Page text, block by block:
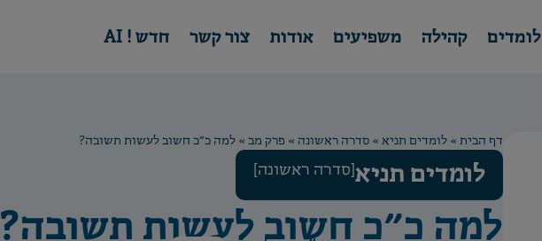
לומדים קהילה משפיעים אודות צור קשר חדש ! AI
דף הבית »לומדים תניא »סדרה ראשונה » פרק מב »למה כ״כ חשוב לעשות תשובה?
לומדים תניא [סדרה ראשונה]
למה כ״כ חשוב לעשות תשובה?